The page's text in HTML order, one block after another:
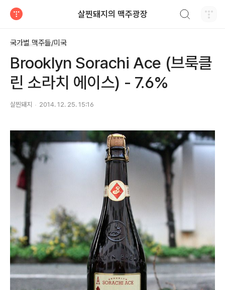
살찐돼지의 맥주광장
국가별 맥주들/미국
Brooklyn Sorachi Ace (브룩클
린 소라치 에이스) - 7.6%
살찐돼지 2014. 12. 25. 15:16